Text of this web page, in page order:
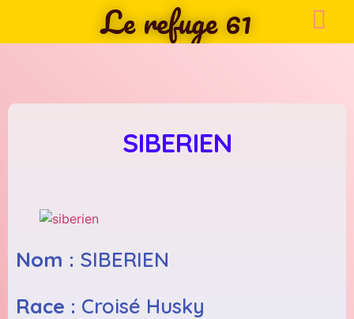
Le refuge 61
SIBERIEN
Nom : SIBERIEN
Race : Croisé Husky